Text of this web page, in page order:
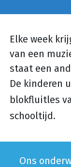
Elke week
van een
staat een
De kinderen
blokfluitles
schooltijd.
Ons